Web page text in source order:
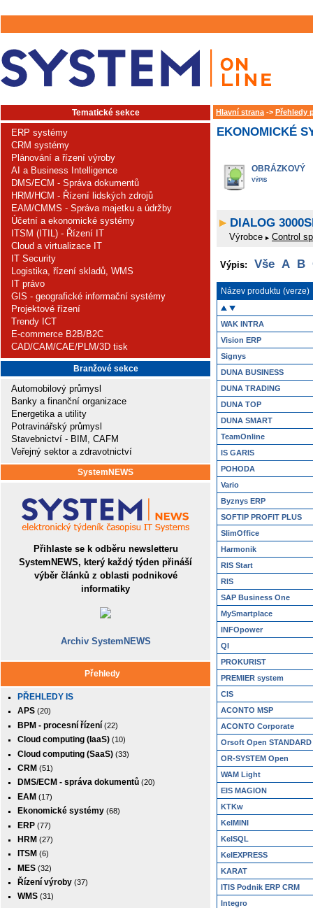
Tematické sekce
ERP systémy
CRM systémy
Plánování a řízení výroby
AI a Business Intelligence
DMS/ECM - Správa dokumentů
HRM/HCM - Řízení lidských zdrojů
EAM/CMMS - Správa majetku a údržby
Účetní a ekonomické systémy
ITSM (ITIL) - Řízení IT
Cloud a virtualizace IT
IT Security
Logistika, řízení skladů, WMS
IT právo
GIS - geografické informační systémy
Projektové řízení
Trendy ICT
E-commerce B2B/B2C
CAD/CAM/CAE/PLM/3D tisk
Branžové sekce
Automobilový průmysl
Banky a finanční organizace
Energetika a utility
Potravinářský průmysl
Stavebnictví - BIM, CAFM
Veřejný sektor a zdravotnictví
SystemNEWS
Přihlaste se k odběru newsletteru
SystemNEWS, který každý týden přináší
výběr článků z oblasti podnikové
informatiky
Archiv SystemNEWS
Přehledy
PŘEHLEDY IS
APS (20)
BPM - procesní řízení (22)
Cloud computing (IaaS) (10)
Cloud computing (SaaS) (33)
CRM (51)
DMS/ECM - správa dokumentů (20)
EAM (17)
Ekonomické systémy (68)
ERP (77)
HRM (27)
ITSM (6)
MES (32)
Řízení výroby (37)
WMS (31)
Hlavní strana -> Přehledy
EKONOMICKÉ
OBRÁZKOVÝ
VÝPIS
DIALOG
Výrobce Control
Výpis: Vše A B
Název produktu (verze)
WAK INTRA
Vision ERP
Signys
DUNA BUSINESS
DUNA TRADING
DUNA TOP
DUNA SMART
TeamOnline
IS GARIS
POHODA
Vario
Byznys ERP
SOFTIP PROFIT PLUS
SlimOffice
Harmonik
RIS Start
RIS
SAP Business One
MySmartplace
INFOpower
QI
PROKURIST
PREMIER system
CIS
ACONTO MSP
ACONTO Corporate
Orsoft Open STANDARD
OR-SYSTEM Open
WAM Light
EIS MAGION
KTKw
KelMINI
KelSQL
KelEXPRESS
KARAT
ITIS Podnik ERP CRM
Integro